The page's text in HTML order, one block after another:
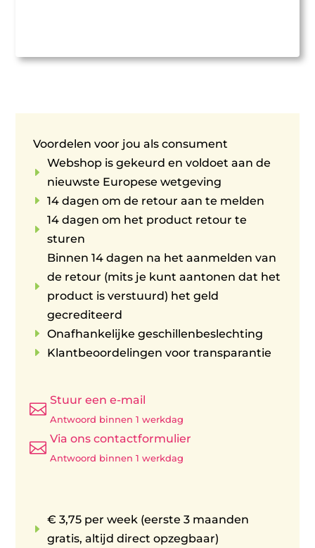
Voordelen voor jou als consument
E
Webshop is gekeurd en voldoet aan de
nieuwste Europese wetgeving
E 14 dagen om de retour aan te melden
E
14 dagen om het product retour te
sturen
E
Binnen 14 dagen na het aanmelden van
de retour (mits je kunt aantonen dat het
product is verstuurd) het geld
gecrediteerd
E Onafhankelijke geschillenbeslechting
E Klantbeoordelingen voor transparantie

Stuur een e-mail
Antwoord binnen 1 werkdag

Via ons contactformulier
Antwoord binnen 1 werkdag
E
€ 3,75 per week (eerste 3 maanden
gratis, altijd direct opzegbaar)